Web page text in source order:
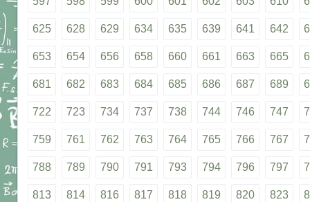
625 628 629 634 635 639 641 642
653 654 656 658 660 661 663 665
681 682 683 684 685 686 687 689
722 723 734 737 738 744 746 747
759 761 762 763 764 765 766 767
788 789 790 791 793 794 796 797
813 814 816 817 818 819 820 823